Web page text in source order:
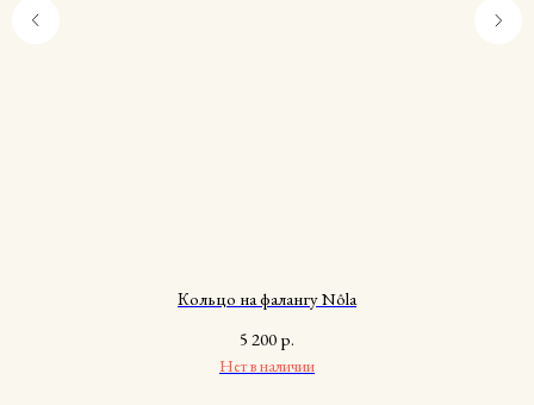
Кольцо на фалангу Nôla
5 200 р.
Нет в наличии